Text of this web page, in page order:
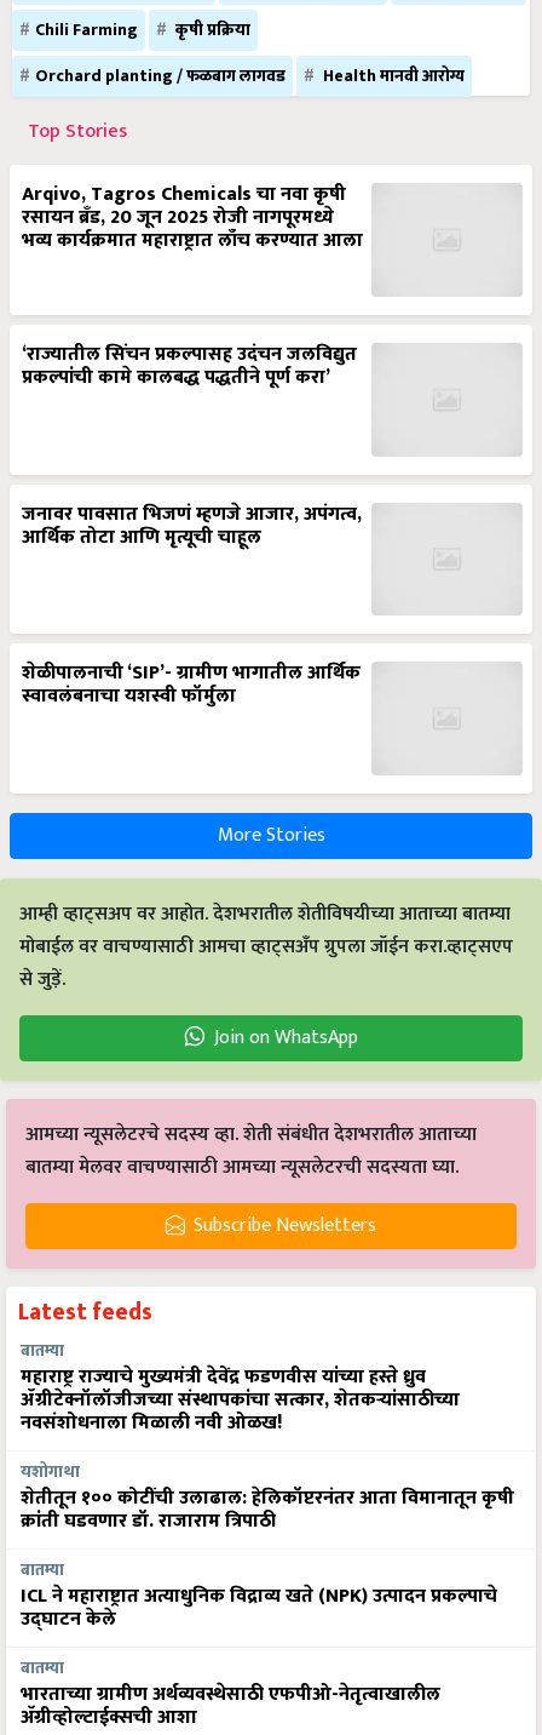
Chili Farming
कृषी प्रक्रिया
Orchard planting / फळबाग लागवड
Health मानवी आरोग्य
Top Stories
Arqivo, Tagros Chemicals चा नवा कृषी
रसायन ब्रँड, 20 जून 2025 रोजी नागपूरमध्ये
भव्य कार्यक्रमात महाराष्ट्रात लाँच करण्यात आला
‘राज्यातील सिंचन प्रकल्पासह उदंचन जलविद्युत
प्रकल्पांची कामे कालबद्ध पद्धतीने पूर्ण करा’
जनावर पावसात भिजणं म्हणजे आजार, अपंगत्व,
आर्थिक तोटा आणि मृत्यूची चाहूल
शेळीपालनाची ‘SIP’- ग्रामीण भागातील आर्थिक
स्वावलंबनाचा यशस्वी फॉर्मुला
More Stories
आम्ही व्हाट्सअप वर आहोत. देशभरातील शेतीविषयीच्या आताच्या बातम्या
मोबाईल वर वाचण्यासाठी आमचा व्हाट्सअँप ग्रुपला जॉईन करा.व्हाट्सएप
से जुड़ें.
Join on WhatsApp
आमच्या न्यूसलेटरचे सदस्य व्हा. शेती संबंधीत देशभरातील आताच्या
बातम्या मेलवर वाचण्यासाठी आमच्या न्यूसलेटरची सदस्यता घ्या.
Subscribe Newsletters
Latest feeds
बातम्या
महाराष्ट्र राज्याचे मुख्यमंत्री देवेंद्र फडणवीस यांच्या हस्ते ध्रुव
ॲग्रीटेक्नॉलॉजीजच्या संस्थापकांचा सत्कार, शेतकऱ्यांसाठीच्या
नवसंशोधनाला मिळाली नवी ओळख!
यशोगाथा
शेतीतून १०० कोटींची उलाढाल: हेलिकॉप्टरनंतर आता विमानातून कृषी
क्रांती घडवणार डॉ. राजाराम त्रिपाठी
बातम्या
ICL ने महाराष्ट्रात अत्याधुनिक विद्राव्य खते (NPK) उत्पादन प्रकल्पाचे
उद्घाटन केले
बातम्या
भारताच्या ग्रामीण अर्थव्यवस्थेसाठी एफपीओ-नेतृत्वाखालील
अ‍ॅग्रीव्होल्टाईक्सची आशा